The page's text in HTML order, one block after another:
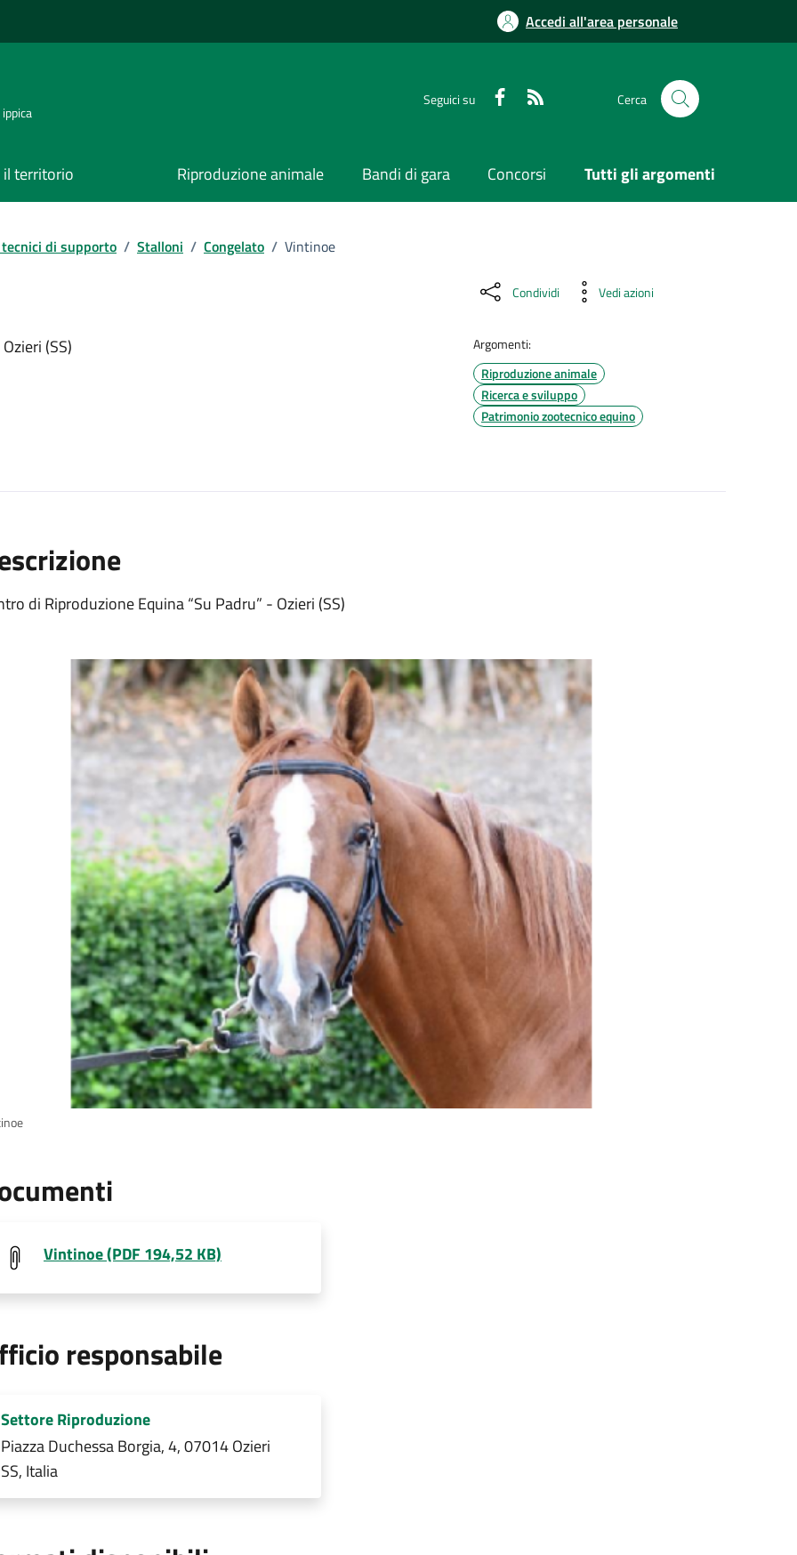
Accedi all'area personale
Seguici su Cerca
il territorio Riproduzione animale Bandi di gara Concorsi Tutti gli argomenti
di supporto / Stalloni / Congelato / Vintinoe
(SS)
Condividi Vedi azioni
Argomenti:
Riproduzione animale
Ricerca e sviluppo
Patrimonio zootecnico equino
di Riproduzione Equina “Su Padru” - Ozieri (SS)
Vintinoe (PDF 194,52 KB)
responsabile
Settore Riproduzione
Piazza Duchessa Borgia, 4, 07014 Ozieri
SS, Italia